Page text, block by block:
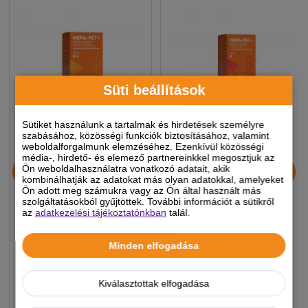
Süti beállítások
Sütiket használunk a tartalmak és hirdetések személyre
szabásához, közösségi funkciók biztosításához, valamint
weboldalforgalmunk elemzéséhez. Ezenkívül közösségi
média-, hirdető- és elemező partnereinkkel megosztjuk az
Ön weboldalhasználatra vonatkozó adatait, akik
kombinálhatják az adatokat más olyan adatokkal, amelyeket
Ön adott meg számukra vagy az Ön által használt más
szolgáltatásokból gyűjtöttek. További információt a sütikről
azadatkezelési tájékoztatónkban talál.
Minden elfogadása
Kiválasztottak elfogadása
Hepa-Pet Plus 250 mg
tabletta 30x
Hepa-Pet Plus 700 mg
tabletta 30x
munkanap